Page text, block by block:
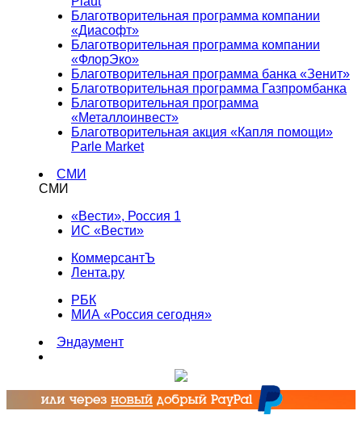
Благотворительная программа компании
«Диасофт»
Благотворительная программа компании
«ФлорЭко»
Благотворительная программа банка «Зенит»
Благотворительная программа Газпромбанка
Благотворительная программа
«Металлоинвест»
Благотворительная акция «Капля помощи»
Parle Market
СМИ
СМИ
«Вести», Россия 1
ИС «Вести»
КоммерсантЪ
Лента.ру
РБК
МИА «Россия сегодня»
Эндаумент